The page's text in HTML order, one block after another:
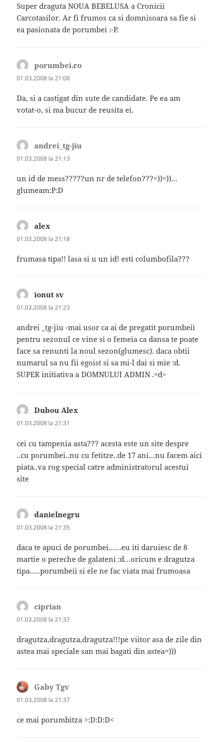
Super draguta NOUA BEBELUSA a Cronicii
Carcotasilor. Ar fi frumos ca si domnisoara sa fie si
ea pasionata de porumbei :-P.
porumbei.ro
01.03.2008 la 21:08
Da, si a castigat din sute de candidate. Pe ea am
votat-o, si ma bucur de reusita ei.
andrei_tg-jiu
01.03.2008 la 21:13
un id de mess?????un nr de telefon???=))=))…
glumeam:P:D
alex
01.03.2008 la 21:18
frumasa tipa!! lasa si u un id! esti columbofila???
ionut sv
01.03.2008 la 21:23
andrei _tg-jiu -mai usor ca ai de pregatit porumbeii
pentru sezonul ce vine si o femeia ca dansa te poate
face sa renunti la noul sezon(glumesc). daca obtii
numarul sa nu fii egoist si sa mi-l dai si mie :d.
SUPER initiativa a DOMNULUI ADMIN .=d>
Dubou Alex
01.03.2008 la 21:31
cei cu tampenia asta??? acesta este un site despre
..cu porumbei..nu cu fetitze..de 17 ani…nu facem aici
piata..va rog special catre administratorul acestui
site
danielnegru
01.03.2008 la 21:35
daca te apuci de porumbei……eu iti daruiesc de 8
martie o pereche de galateni :d…oricum e dragutza
tipa…..porumbeii si ele ne fac viata mai frumoasa
ciprian
01.03.2008 la 21:37
dragutza,dragutza,dragutza!!!pe viitor asa de zile din
astea mai speciale san mai bagati din astea=)))
Gaby Tgv
01.03.2008 la 21:37
ce mai porumbitza >:D:D:D<